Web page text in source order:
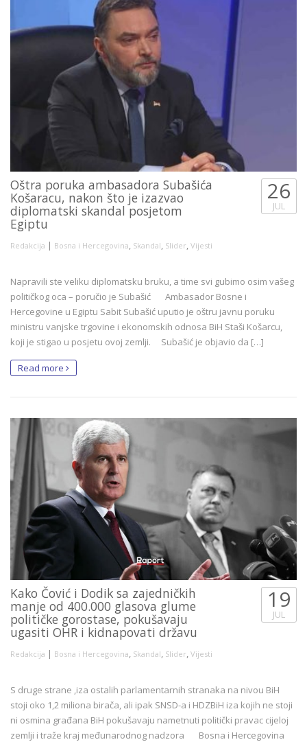
Oštra poruka ambasadora Subašića
Košaracu, nakon što je izazvao
diplomatski skandal posjetom
Egiptu
Redakcija | Bosna i Hercegovina, Skandal, Slider, Vijesti
26
JUL
Napravili ste veliku diplomatsku bruku, a time svi gubimo osim vašeg
političkog oca – poručio je Subašić Ambasador Bosne i
Hercegovine u Egiptu Sabit Subašić uputio je oštru javnu poruku
ministru vanjske trgovine i ekonomskih odnosa BiH Staši Košarcu,
koji je stigao u posjetu ovoj zemlji. Subašić je objavio da […]
Read more
Kako Čović i Dodik sa zajedničkih
manje od 400.000 glasova glume
političke gorostase, pokušavaju
ugasiti OHR i kidnapovati državu
Redakcija | Bosna i Hercegovina, Skandal, Slider, Vijesti
19
JUL
S druge strane ,iza ostalih parlamentarnih stranaka na nivou BiH
stoji oko 1,2 miliona birača, ali ipak SNSD-a i HDZBiH iza kojih ne stoji
ni osmina građana BiH pokušavaju nametnuti politički pravac cijeloj
zemlji i traže kraj međunarodnog nadzora Bosna i Hercegovina